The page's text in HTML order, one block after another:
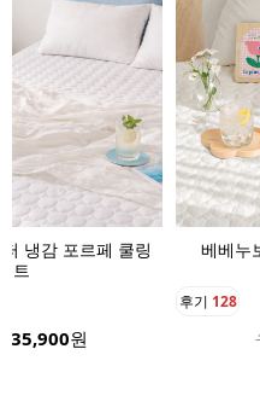
시원한 하이퍼닉
냉감
53,900원
베베누
후기 136